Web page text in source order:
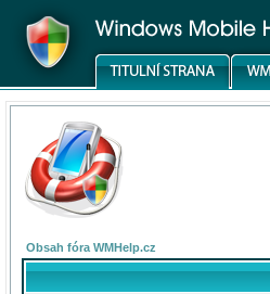
Obsah fóra WMHelp.cz